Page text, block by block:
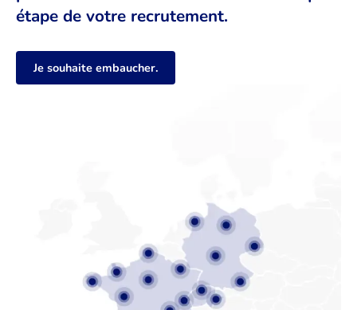
étape de votre recrutement.
Je souhaite embaucher.